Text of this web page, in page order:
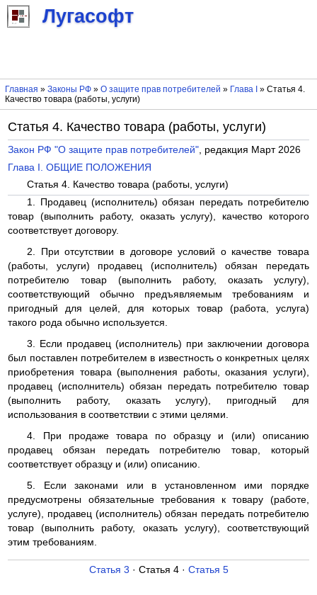
Лугасофт
Главная » Законы РФ» О защите прав потребителей » Глава I
» Статья 4.
Качество товара (работы, услуги)
Статья 4. Качество товара (работы, услуги)
Закон РФ "О защите прав потребителей", редакция Март 2026
Глава I. ОБЩИЕ ПОЛОЖЕНИЯ
Статья 4. Качество товара (работы, услуги)
1. Продавец (исполнитель) обязан передать потребителю
товар (выполнить работу, оказать услугу), качество которого
соответствует договору.
2. При отсутствии в договоре условий о качестве товара
(работы, услуги) продавец (исполнитель) обязан передать
потребителю товар (выполнить работу, оказать услугу),
соответствующий обычно предъявляемым требованиям и
пригодный для целей, для которых товар (работа, услуга)
такого рода обычно используется.
3. Если продавец (исполнитель) при заключении договора
был поставлен потребителем в известность о конкретных целях
приобретения товара (выполнения работы, оказания услуги),
продавец (исполнитель) обязан передать потребителю товар
(выполнить работу, оказать услугу), пригодный для
использования в соответствии с этими целями.
4. При продаже товара по образцу и (или) описанию
продавец обязан передать потребителю товар, который
соответствует образцу и (или) описанию.
5. Если законами или в установленном ими порядке
предусмотрены обязательные требования к товару (работе,
услуге), продавец (исполнитель) обязан передать потребителю
товар (выполнить работу, оказать услугу), соответствующий
этим требованиям.
Статья 3 · Статья 4 · Статья 5